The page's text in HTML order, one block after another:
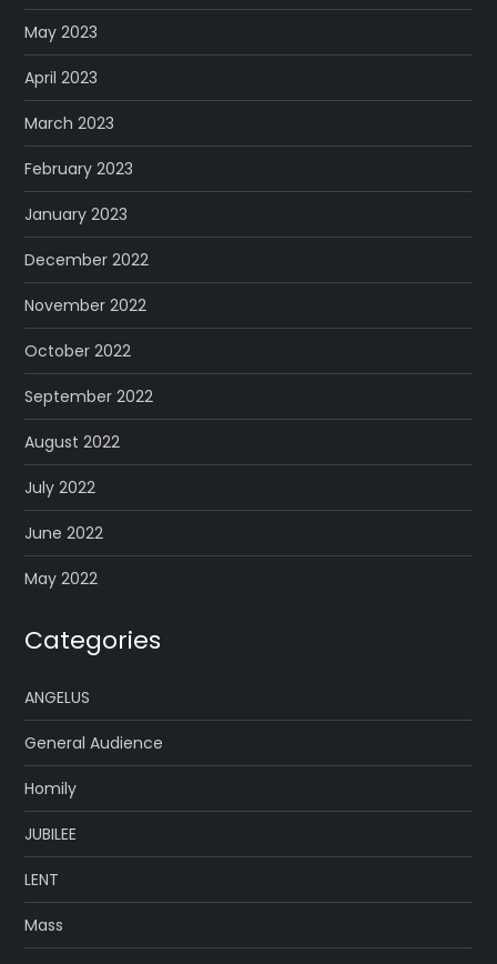
May 2023
April 2023
March 2023
February 2023
January 2023
December 2022
November 2022
October 2022
September 2022
August 2022
July 2022
June 2022
May 2022
Categories
ANGELUS
General Audience
Homily
JUBILEE
LENT
Mass